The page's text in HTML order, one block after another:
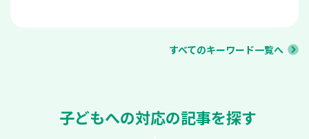
すべてのキーワード一覧へ
子どもへの対応の記事を探す